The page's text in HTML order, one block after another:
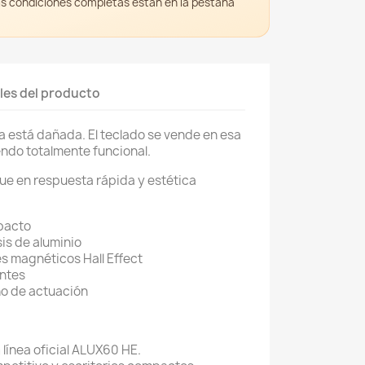
del producto
está dañada. El teclado se vende en esa
totalmente funcional.
en respuesta rápida y estética
de aluminio
magnéticos Hall Effect
de actuación
oficial ALUX60 HE.